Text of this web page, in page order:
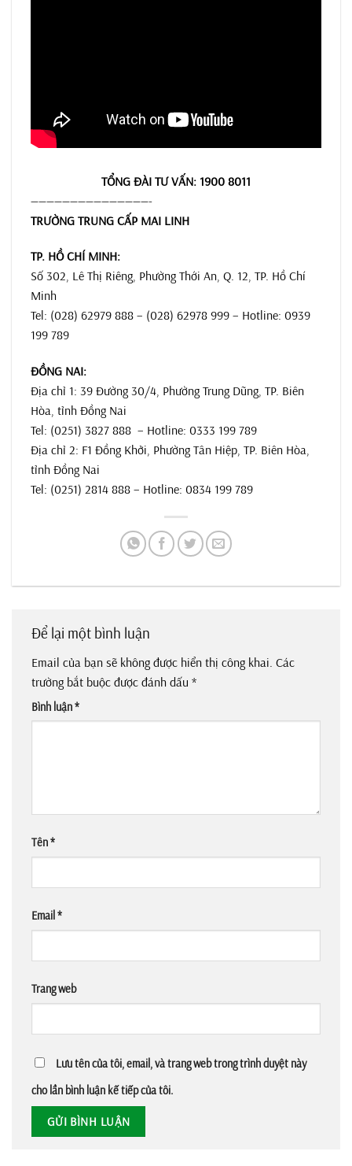
TỔNG ĐÀI TƯ VẤN: 1900 8011
———————————————-
TRƯỜNG TRUNG CẤP MAI LINH
TP. HỒ CHÍ MINH:
Số 302, Lê Thị Riêng, Phường Thới An, Q. 12, TP. Hồ Chí
Minh
Tel: (028) 62979 888 – (028) 62978 999 – Hotline: 0939
199 789
ĐỒNG NAI:
Địa chỉ 1: 39 Đường 30/4, Phường Trung Dũng, TP. Biên
Hòa, tỉnh Đồng Nai
Tel: (0251) 3827 888 – Hotline: 0333 199 789
Địa chỉ 2: F1 Đồng Khởi, Phường Tân Hiệp, TP. Biên Hòa,
tỉnh Đồng Nai
Tel: (0251) 2814 888 – Hotline: 0834 199 789
Để lại một bình luận
Email của bạn sẽ không được hiển thị công khai. Các
trường bắt buộc được đánh dấu *
Bình luận*
Tên*
Email *
Trang web
Lưu tên của tôi, email, và trang web trong trình duyệt này
cho lần bình luận kế tiếp của tôi.